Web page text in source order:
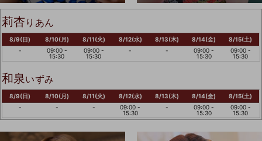
莉杏りあん
8/9(日)
-
8/10(月)
09:00 -
15:30
8/11(火)
09:00 -
15:30
8/12(水)
-
8/13(木)
-
8/14(金)
09:00 -
15:30
8/15(土)
09:00 -
15:30
和泉いずみ
8/9(日)
-
8/10(月)
-
8/11(火)
-
8/12(水)
09:00 -
15:30
8/13(木)
-
8/14(金)
09:00 -
15:30
8/15(土)
09:00 -
15:30